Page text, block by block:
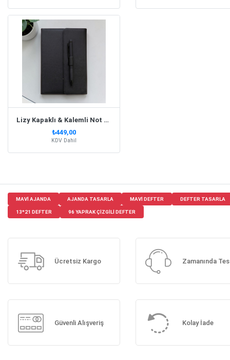
Lizy Kapaklı & Kalemli Not Defteri Siyah
₺449,00
KDV Dahil
MAVI AJANDA AJANDA TASARLA MAVI DEFTER DEFTER TASARLA
13*21 DEFTER 96 YAPRAK ÇIZGILI DEFTER
Ücretsiz Kargo Zamanında
Güvenli Alışveriş Kolay İade